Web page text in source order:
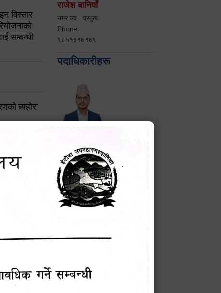
विस्तार
सम्बन्धी
ब्यहोरा
सूचना !
राजेश बानियाँ
नगर उप– प्रमुख
Phone:
९८५१३१७१७९
पदाधिकारीहरू
प्रमुख प्रशासकीय अधिकृत
Phone: 9855010111
सविन न्यौपाने